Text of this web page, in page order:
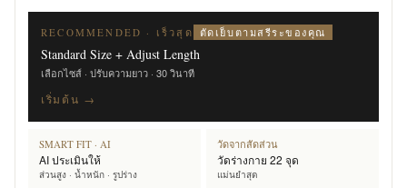
RECOMMENDED · เร็วสุด ตัดเย็บตามสรีระของคุณ
Standard Size + Adjust Length
เลือกไซส์ · ปรับความยาว · 30 วินาที
เริ่มต้น →
SMART FIT · AI
AI ประเมินให้
ส่วนสูง · น้ำหนัก · รูปร่าง
วัดจากสัดส่วน
วัดร่างกาย 22 จุด
แม่นยำสุด